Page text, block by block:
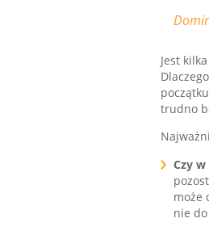
Jest
trudno
Czy
może
nie